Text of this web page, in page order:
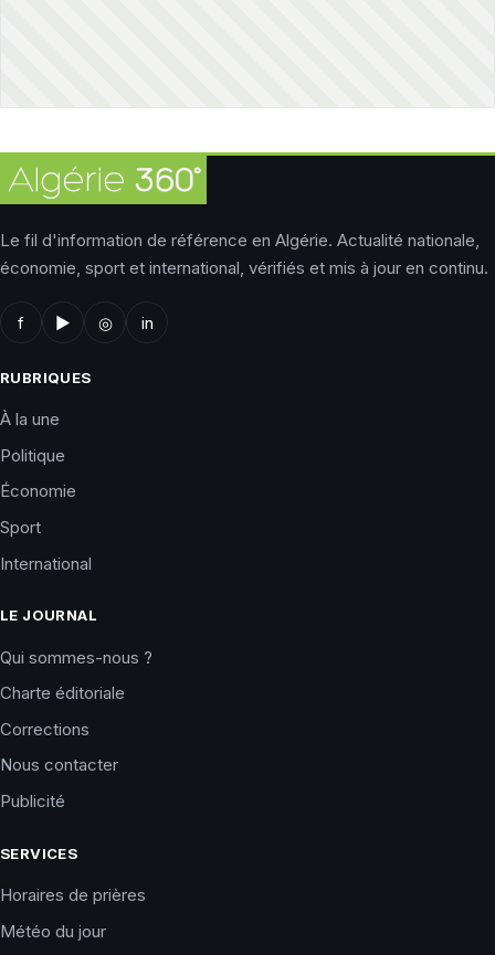
Le fil d'information de référence en Algérie. Actualité nationale,
économie, sport et international, vérifiés et mis à jour en continu.
f ▶ ◎ in
RUBRIQUES
À la une
Politique
Économie
Sport
International
LE JOURNAL
Qui sommes-nous ?
Charte éditoriale
Corrections
Nous contacter
Publicité
SERVICES
Horaires de prières
Météo du jour